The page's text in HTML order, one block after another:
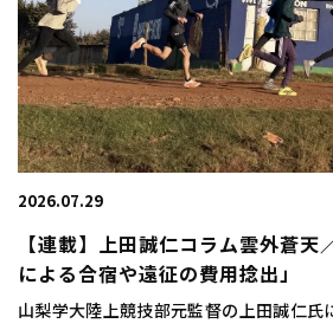
2026.07.29
【連載】上田誠仁コラム雲外蒼天
による合宿や遠征の費用捻出」
山梨学大陸上競技部元監督の上田誠仁